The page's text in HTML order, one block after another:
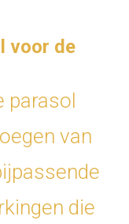
voor de
parasol
van
die